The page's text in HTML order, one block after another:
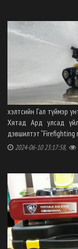
хэлтсийн Гал түймэр
Хятад Ард улсад
дэвшилтэт “Firefighting
2024-06-10 23:17:58,